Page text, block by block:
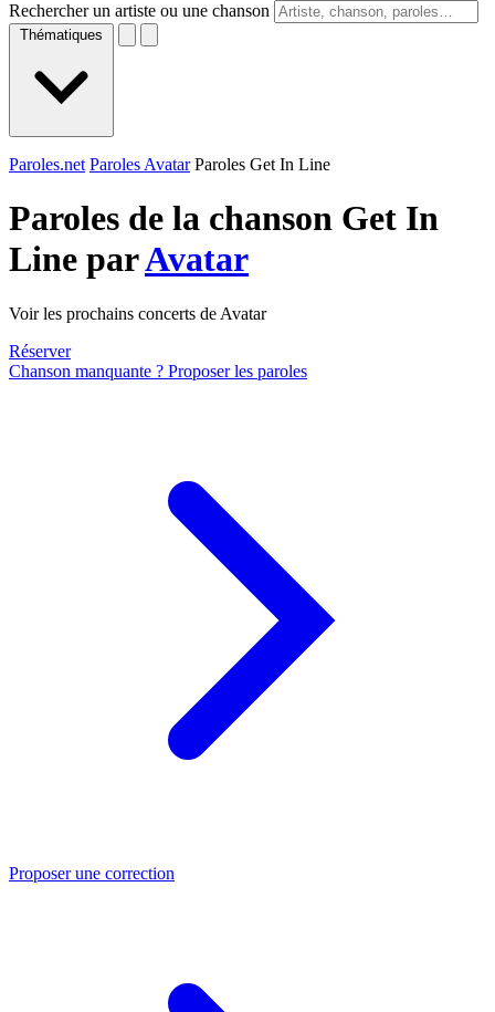
Rechercher un artiste ou une chanson
Thématiques
Paroles.net Paroles Avatar Paroles Get In Line
Paroles de la chanson Get In
Line parAvatar
Voir les prochains concerts de Avatar
Réserver
Chanson manquante ? Proposer les paroles
Proposer une correction